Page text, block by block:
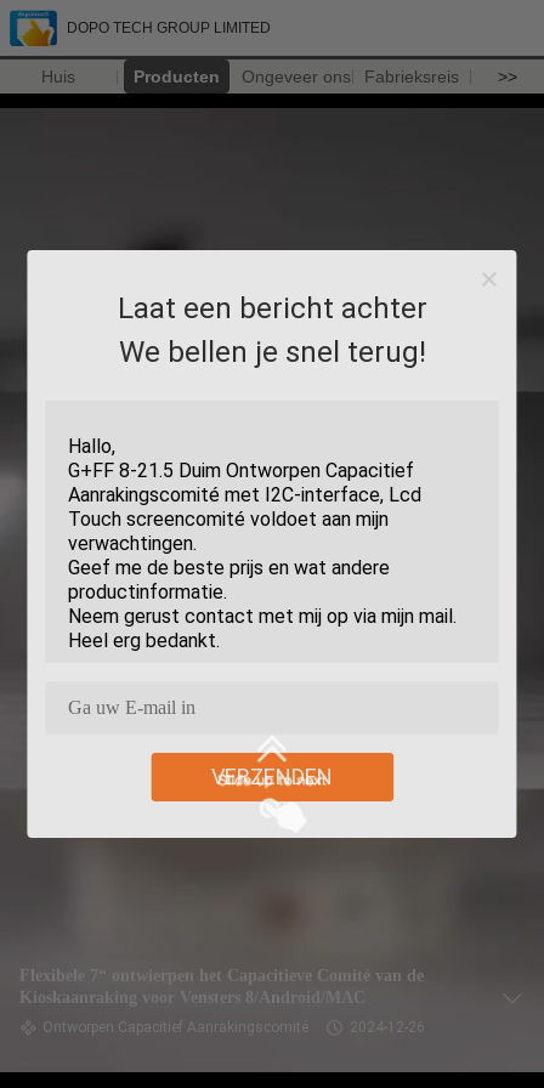
DOPO TECH GROUP LIMITED
Huis Producten Ongeveer ons Fabrieksreis >>
Laat een bericht achter
We bellen je snel terug!
VERZENDEN
Flexibele 7“ ontwierpen het Capacitieve Comité van de
Kioskaanraking voor Vensters 8/Android/MAC
Ontworpen Capacitief Aanrakingscomité 2024-12-26